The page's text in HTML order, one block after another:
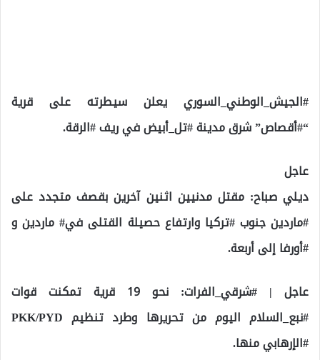
#الجيش_الوطني_السوري يعلن سيطرته على قرية
“#أقصاص” شرق مدينة #تل_أبيض في ريف #الرقة.
عاجل
ديلي صباح: مقتل مدنيين اثنين آخرين بقصف متجدد على
#ماردين جنوب #تركيا وارتفاع حصيلة القتلى في# ماردين و
#أورفا إلى أربعة.
عاجل | #شرقي_الفرات: نحو 19 قرية تمكنت قوات
#نبع_السلام اليوم من تحريرها وطرد تنظيم PKK/PYD
#الإرهابي منها.